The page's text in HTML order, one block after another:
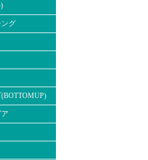
ング
(BOTTOMUP)